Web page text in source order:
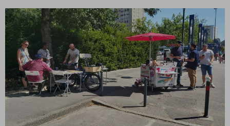
Boutique
Qui sommes-nous ?
Nous contacter